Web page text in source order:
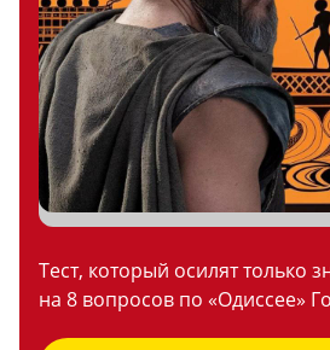
Тест, который осилят только
на 8 вопросов по «Одиссее»